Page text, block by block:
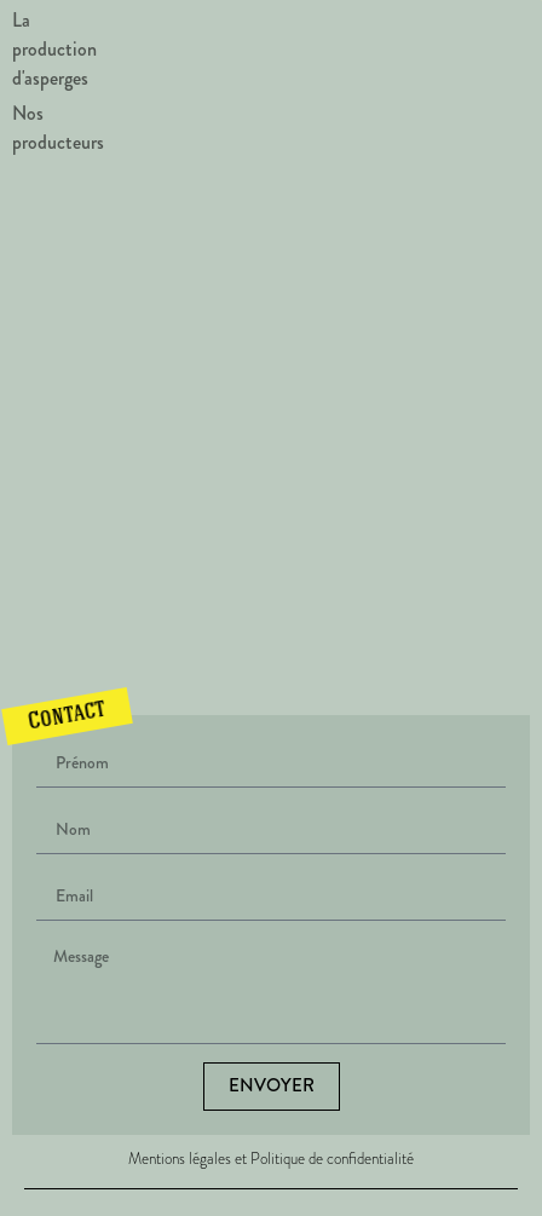
La
production
d'asperges
Nos
producteurs
Contact
ENVOYER
Mentions légales et Politique de confidentialité